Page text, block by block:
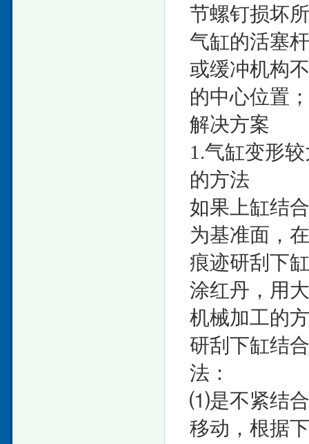
节螺钉损坏
气缸的活塞
或缓冲机构
的中心位置
解决方案
1.气缸变形
的方法
如果上缸结
为基准面，
痕迹研刮下
涂红丹，用
机械加工的
研刮下缸结
法：
⑴是不紧结
移动，根据